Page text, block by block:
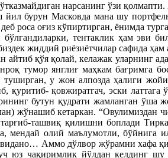
нарсанинг ўзи
йил бурун Масковда мана шу
роса оғиз кўпиртирган, ёнимда
бўлгандиларки, тентаклик ҳам эви
жиддий риёзиётчилар сафида
айтиб қўя қолай, келажак уларнинг
тумор янглиғ маҳкам бағримга
туширган, у жон алпозда ҳалиги
қуритиб- қовжиратгач, эски
бутун қудрати жамланган ўша
жўнашиб кетаркан. “Овулимиздан
ташвиқ қилишни боплади
мендай олий маълумотли, бўйнига
видано… Аммо дўлвор жўрамни хафа
юз чақиримлик йўлдан келдинг